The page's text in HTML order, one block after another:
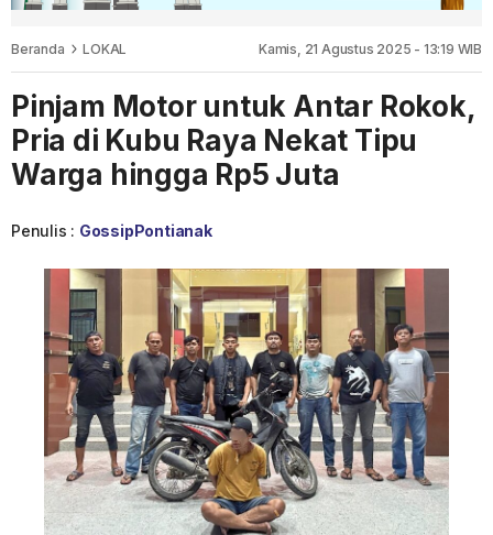
Beranda LOKAL Kamis, 21 Agustus 2025 - 13:19 WIB
Pinjam Motor untuk Antar Rokok,
Pria di Kubu Raya Nekat Tipu
Warga hingga Rp5 Juta
Penulis : GossipPontianak